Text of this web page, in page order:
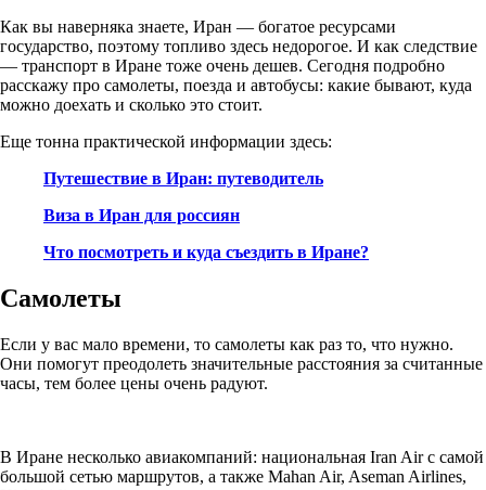
Как вы наверняка знаете, Иран — богатое ресурсами
государство, поэтому топливо здесь недорогое. И как следствие
— транспорт в Иране тоже очень дешев. Сегодня подробно
расскажу про самолеты, поезда и автобусы: какие бывают, куда
можно доехать и сколько это стоит.
Еще тонна практической информации здесь:
Путешествие в Иран: путеводитель
Виза в Иран для россиян
Что посмотреть и куда съездить в Иране?
Самолеты
Если у вас мало времени, то самолеты как раз то, что нужно.
Они помогут преодолеть значительные расстояния за считанные
часы, тем более цены очень радуют.
В Иране несколько авиакомпаний: национальная Iran Air с самой
большой сетью маршрутов, а также Mahan Air, Aseman Airlines,